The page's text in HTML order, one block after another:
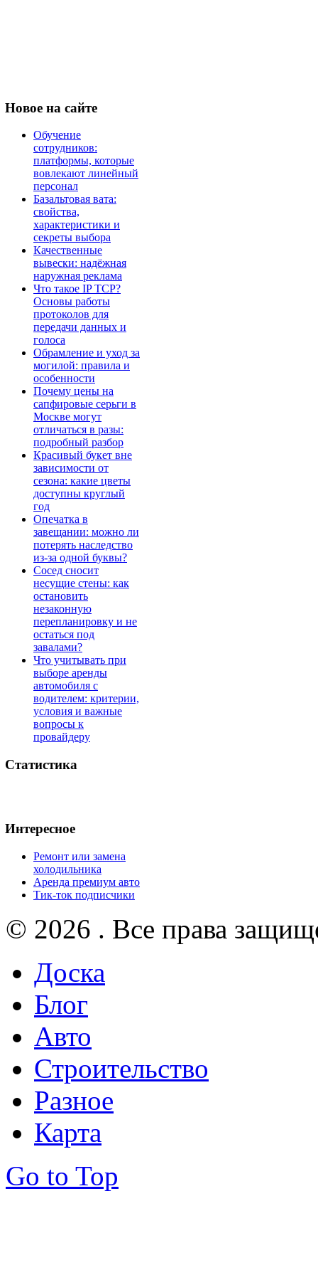
Новое на сайте
Обучение
сотрудников:
платформы, которые
вовлекают линейный
персонал
Базальтовая вата:
свойства,
характеристики и
секреты выбора
Качественные
вывески: надёжная
наружная реклама
Что такое IP TCP?
Основы работы
протоколов для
передачи данных и
голоса
Обрамление и уход за
могилой: правила и
особенности
Почему цены на
сапфировые серьги в
Москве могут
отличаться в разы:
подробный разбор
Красивый букет вне
зависимости от
сезона: какие цветы
доступны круглый
год
Опечатка в
завещании: можно ли
потерять наследство
из-за одной буквы?
Сосед сносит
несущие стены: как
остановить
незаконную
перепланировку и не
остаться под
завалами?
Что учитывать при
выборе аренды
автомобиля с
водителем: критерии,
условия и важные
вопросы к
провайдеру
Статистика
Интересное
Ремонт или замена
холодильника
Аренда премиум авто
Тик-ток подписчики
© 2026 . Все права
Доска
Блог
Авто
Строительство
Разное
Карта
Go to Top